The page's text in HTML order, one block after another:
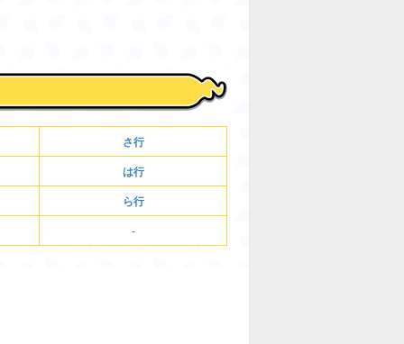
さ行
は行
ら行
-